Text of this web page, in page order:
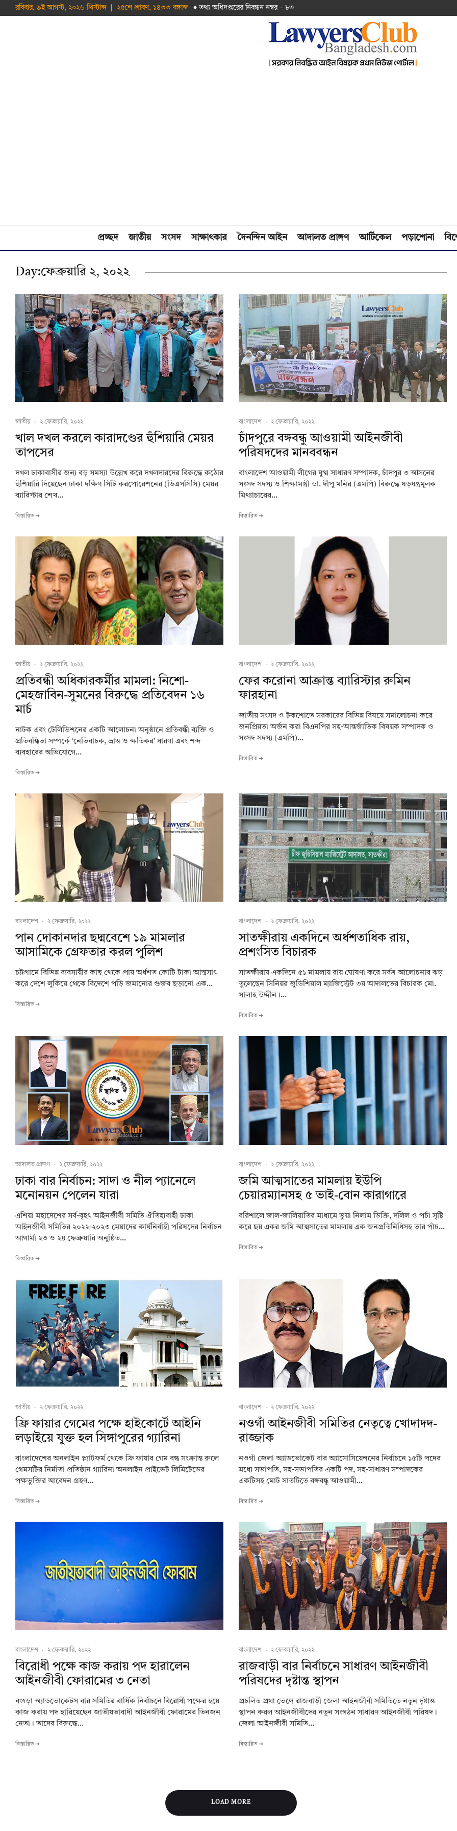
রবিবার, ৯ই আগস্ট, ২০২৬ খ্রিস্টাব্দ ❙ ২৫শে শ্রাবণ, ১৪৩৩ বঙ্গাব্দ ♦ তথ‌্য অ‌ধিদপ্ত‌রের নিবন্ধন নম্বর – ৮৩
প্রচ্ছদ জাতীয় সংসদ সাক্ষাৎকার দৈনন্দিন আইন আদালত প্রাঙ্গণ আর্টিকেল পড়াশোনা
Day:ফেব্রুয়ারি ২, ২০২২
জাতীয় · ২ ফেব্রুয়ারি, ২০২২
খাল দখল করলে কারাদণ্ডের হুঁশিয়ারি মেয়র
তাপসের
দখল ঢাকাবাসীর জন্য বড় সমস্যা উল্লেখ করে দখলদারদের বিরুদ্ধে কঠোর
হুঁশিয়ারি দিয়েছেন ঢাকা দক্ষিণ সিটি করপোরেশনের (ডিএসসিসি) মেয়র
ব্যারিস্টার শেখ...
বিস্তারিত ➔
বাংলাদেশ · ২ ফেব্রুয়ারি, ২০২২
চাঁদপুরে বঙ্গবন্ধু আওয়ামী আইনজীবী
পরিষদদের মানববন্ধন
বাংলা‌দেশ আওয়ামী লী‌গের যুগ্ম সাধারণ সম্পাদক, চাঁদপুর ৩ আস‌নের
সংসদ সদস্য ও শিক্ষামন্ত্রী ডা. দীপু ম‌নির (এমপি) বিরু‌দ্ধে ষড়যন্ত্রমূলক
মিথ্যাচা‌রের...
বিস্তারিত ➔
জাতীয় · ২ ফেব্রুয়ারি, ২০২২
প্রতিবন্ধী অধিকারকর্মীর মামলা: নিশো-
মেহজাবিন-সুমনের বিরুদ্ধে প্রতিবেদন ১৬
মার্চ
নাটক এবং টেলিভিশনের একটি আলোচনা অনুষ্ঠানে প্রতিবন্ধী ব্যক্তি ও
প্রতিবন্ধিতা সম্পর্কে ‘নেতিবাচক, ভ্রান্ত ও ক্ষতিকর’ ধারণা এবং শব্দ
ব্যবহারের অভিযোগে...
বিস্তারিত ➔
বাংলাদেশ · ২ ফেব্রুয়ারি, ২০২২
ফের করোনা আক্রান্ত ব্যারিস্টার রুমিন
ফারহানা
জাতীয় সংসদ ও টকশোতে সরকারের বিভিন্ন বিষয়ে সমালোচনা করে
জনপ্রিয়তা অর্জন করা বিএনপির সহ-আন্তর্জাতিক বিষয়ক সম্পাদক ও
সংসদ সদস্য (এমপি)...
বিস্তারিত ➔
বাংলাদেশ · ২ ফেব্রুয়ারি, ২০২২
পান দোকানদার ছদ্মবেশে ১৯ মামলার
আসামিকে গ্রেফতার করল পুলিশ
চট্টগ্রামে বিভিন্ন ব্যবসায়ীর কাছ থেকে প্রায় অর্ধশত কোটি টাকা আত্মসাৎ
করে দেশে লুকিয়ে থেকে বিদেশে পড়ি জমানোর গুজব ছড়ানো এক...
বিস্তারিত ➔
বাংলাদেশ · ২ ফেব্রুয়ারি, ২০২২
সাতক্ষীরায় একদিনে অর্ধশতাধিক রায়,
প্রশংসিত বিচারক
সাতক্ষীরায় একদিনে ৫১ মামলায় রায় ঘোষণা করে সর্বত্র আলোচনার ঝড়
তুলেছেন সিনিয়র জুডিশিয়াল ম্যাজিস্ট্রেট ৩য় আদালতের বিচারক মো.
সালাহ উদ্দীন।...
বিস্তারিত ➔
আদালত প্রাঙ্গণ · ২ ফেব্রুয়ারি, ২০২২
ঢাকা বার নির্বাচন: সাদা ও নীল প্যানেলে
মনোনয়ন পেলেন যারা
এশিয়া মহাদেশের সর্ব-বৃহৎ আইনজীবী সমিতি ঐতিহ্যবাহী ঢাকা
আইনজীবী সমিতির ২০২২-২০২৩ মেয়াদের কার্যনির্বাহী পরিষদের নির্বাচন
আগামী ২৩ ও ২৪ ফেব্রুয়ারি অনুষ্ঠিত...
বিস্তারিত ➔
বাংলাদেশ · ২ ফেব্রুয়ারি, ২০২২
জমি আত্মসাতের মামলায় ইউপি
চেয়ারম্যানসহ ৫ ভাই-বোন কারাগারে
বরিশালে জাল-জালিয়াতির মাধ্যমে ভুয়া নিলাম ডিক্রি, দলিল ও পর্চা সৃষ্টি
করে ছয় একর জমি আত্মসাতের মামলায় এক জনপ্রতিনিধিসহ তার পাঁচ...
বিস্তারিত ➔
জাতীয় · ২ ফেব্রুয়ারি, ২০২২
ফ্রি ফায়ার গেমের পক্ষে হাইকোর্টে আইনি
লড়াইয়ে যুক্ত হল সিঙ্গাপুরের গ্যারিনা
বাংলাদেশের অনলাইন প্ল্যাটফর্ম থেকে ফ্রি ফায়ার গেম বন্ধ সংক্রান্ত রুলে
গেমসটির নির্মাতা প্রতিষ্ঠান গ্যারিনা অনলাইন প্রাইভেট লিমিটেডের
পক্ষভুক্তির আবেদন গ্রহণ...
বিস্তারিত ➔
বাংলাদেশ · ২ ফেব্রুয়ারি, ২০২২
নওগাঁ আইনজীবী সমিতির নেতৃত্বে খোদাদদ-
রাজ্জাক
নওগাঁ জেলা অ্যাডভোকেট বার অ্যাসোসিয়েশনের নির্বাচনে ১৫টি পদের
মধ্যে সভাপতি, সহ-সভাপতির একটি পদ, সহ-সাধারণ সম্পাদকের
একটিসহ মোট সাতটিতে বঙ্গবন্ধু আওয়ামী...
বিস্তারিত ➔
বাংলাদেশ · ২ ফেব্রুয়ারি, ২০২২
বিরোধী পক্ষে কাজ করায় পদ হারালেন
আইনজীবী ফোরামের ৩ নেতা
বগুড়া অ্যাডভোকেটস বার সমিতির বার্ষিক নির্বাচনে বিরোধী পক্ষের হয়ে
কাজ করায় পদ হারিয়েছেন জাতীয়তাবাদী আইনজীবী ফোরামের তিনজন
নেতা। তাদের বিরুদ্ধে...
বিস্তারিত ➔
বাংলাদেশ · ২ ফেব্রুয়ারি, ২০২২
রাজবাড়ী বার নির্বাচনে সাধারণ আইনজীবী
পরিষদের দৃষ্টান্ত স্থাপন
প্রচলিত প্রথা ভেঙ্গে রাজবাড়ী জেলা আইনজীবী সমিতিতে নতুন দৃষ্টান্ত
স্থাপন করল আইনজীবীদের নতুন সংগঠন সাধারণ আইনজীবী পরিষদ।
জেলা আইনজীবী সমিতি...
বিস্তারিত ➔
LOAD MORE